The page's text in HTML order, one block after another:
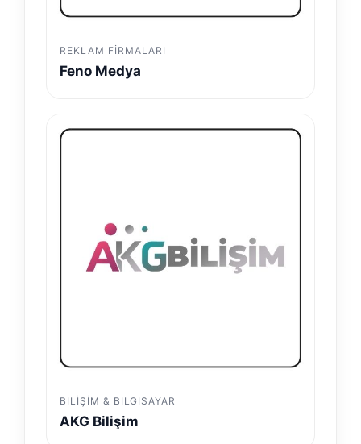
REKLAM FIRMALARI
Feno Medya
BILIŞIM & BILGISAYAR
AKG Bilişim